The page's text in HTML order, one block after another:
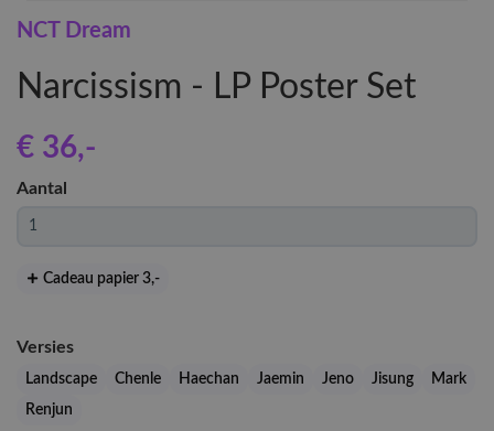
NCT Dream
Narcissism - LP Poster Set
€ 36,-
Aantal
Cadeau papier 3,-
Versies
Landscape Chenle Haechan Jaemin Jeno Jisung
Mark
Renjun